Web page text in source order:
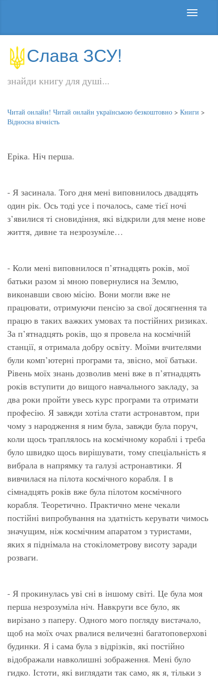
Слава ЗСУ!
знайди книгу для душі...
Читай онлайн! Читай онлайн українською безкоштовно > Книги >
Відносна вічність
Еріка. Ніч перша.
- Я засинала. Того дня мені виповнилось двадцять
один рік. Ось тоді усе і почалось, саме тієї ночі
з’явилися ті сновидіння, які відкрили для мене нове
життя, дивне та незрозуміле…
- Коли мені виповнилося п’ятнадцять років, мої
батьки разом зі мною повернулися на Землю,
виконавши свою місію. Вони могли вже не
працювати, отримуючи пенсію за свої досягнення та
працю в таких важких умовах та постійних ризиках.
За п’ятнадцять років, що я провела на космічній
станції, я отримала добру освіту. Моїми вчителями
були комп’ютерні програми та, звісно, мої батьки.
Рівень моїх знань дозволив мені вже в п’ятнадцять
років вступити до вищого навчального закладу, за
два роки пройти увесь курс програми та отримати
професію. Я завжди хотіла стати астронавтом, при
чому з народження я ним була, завжди була поруч,
коли щось траплялось на космічному кораблі і треба
було швидко щось вирішувати, тому спеціальність я
вибрала в напрямку та галузі астронавтики. Я
вивчилася на пілота космічного корабля. І в
сімнадцять років вже була пілотом космічного
корабля. Теоретично. Практично мене чекали
постійні випробування на здатність керувати чимось
значущим, ніж космічним апаратом з туристами,
яких я піднімала на стокілометрову висоту заради
розваги.
- Я прокинулась уві сні в іншому світі. Це була моя
перша незрозуміла ніч. Навкруги все було, як
вирізано з паперу. Одного мого погляду вистачало,
щоб на моїх очах рвалися величезні багатоповерхові
будинки. Я і сама була з відрізків, які постійно
відображали навколишні зображення. Мені було
гидко. Істоти, які виглядати так само, як я, тільки з